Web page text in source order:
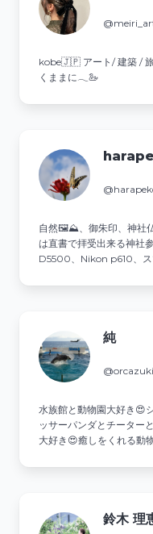
kobe🇯🇵 アート/ 建築 / 旅
くままに𓂃🦢
自然🖼⛰、御朱印、神社
は直書で拝受出来る神社
D5500、Nikon p610、
純
水族館と動物園大好き😍
ッサーパンダとチーター
大好き😍癒しをくれる動
がら色々旅したい😆
鈴木 理